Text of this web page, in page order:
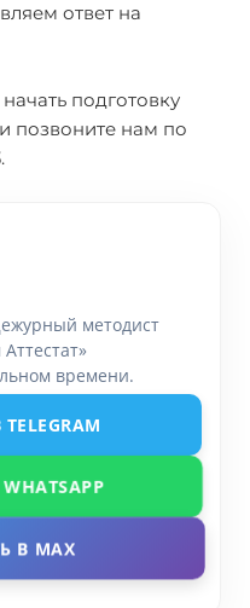
ответ на
подготовку
позвоните нам по
методист
времени.
В MAX